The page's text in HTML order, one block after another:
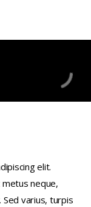
elit.
neque,
varius, turpis